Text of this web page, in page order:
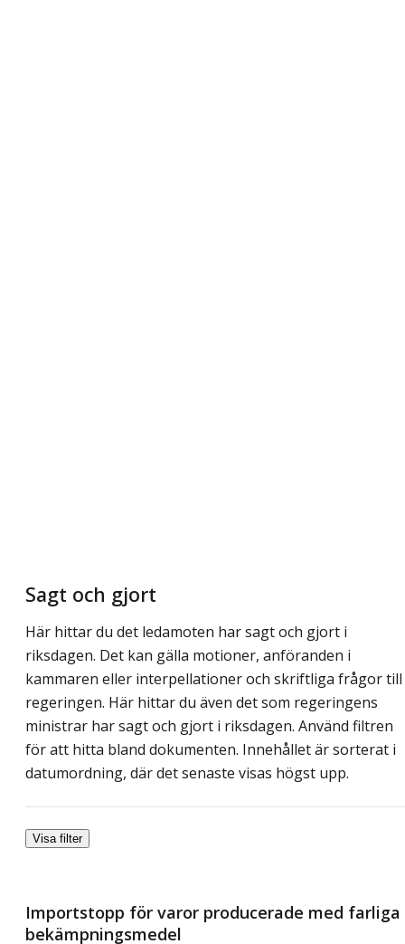
Sagt och gjort
Här hittar du det ledamoten har sagt och gjort i
riksdagen. Det kan gälla motioner, anföranden i
kammaren eller interpellationer och skriftliga frågor till
regeringen. Här hittar du även det som regeringens
ministrar har sagt och gjort i riksdagen. Använd filtren
för att hitta bland dokumenten. Innehållet är sorterat i
datumordning, där det senaste visas högst upp.
Visa filter
Importstopp för varor producerade med farliga
bekämpningsmedel